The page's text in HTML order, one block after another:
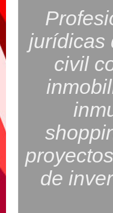
jurídicas
civil
de